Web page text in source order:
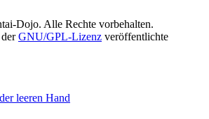
Dojo. Alle Rechte vorbehalten.
GNU/GPL-Lizenz veröffentlichte
leeren Hand